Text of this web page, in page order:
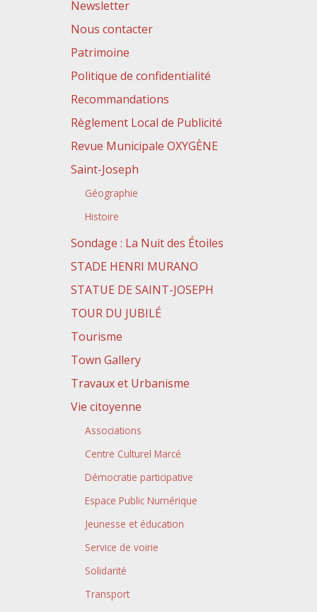
Newsletter
Nous contacter
Patrimoine
Politique de confidentialité
Recommandations
Règlement Local de Publicité
Revue Municipale OXYGÈNE
Saint-Joseph
Géographie
Histoire
Sondage : La Nuit des Étoiles
STADE HENRI MURANO
STATUE DE SAINT-JOSEPH
TOUR DU JUBILÉ
Tourisme
Town Gallery
Travaux et Urbanisme
Vie citoyenne
Associations
Centre Culturel Marcé
Démocratie participative
Espace Public Numérique
Jeunesse et éducation
Service de voirie
Solidarité
Transport